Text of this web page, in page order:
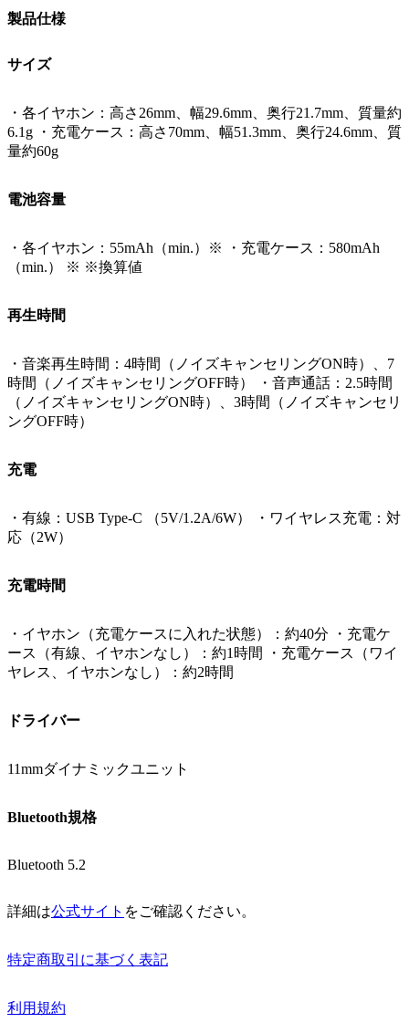
製品仕様
サイズ
・各イヤホン：高さ26mm、幅29.6mm、奥行21.7mm、質量約
6.1g ・充電ケース：高さ70mm、幅51.3mm、奥行24.6mm、質
量約60g
電池容量
・各イヤホン：55mAh（min.）※ ・充電ケース：580mAh
（min.） ※ ※換算値
再生時間
・音楽再生時間：4時間（ノイズキャンセリングON時）、7
時間（ノイズキャンセリングOFF時） ・音声通話：2.5時間
（ノイズキャンセリングON時）、3時間（ノイズキャンセリ
ングOFF時）
充電
・有線：USB Type-C （5V/1.2A/6W） ・ワイヤレス充電：対
応（2W）
充電時間
・イヤホン（充電ケースに入れた状態）：約40分 ・充電ケ
ース（有線、イヤホンなし）：約1時間 ・充電ケース（ワイ
ヤレス、イヤホンなし）：約2時間
ドライバー
11mmダイナミックユニット
Bluetooth規格
Bluetooth 5.2
詳細は公式サイト をご確認ください。
特定商取引に基づく表記
利用規約